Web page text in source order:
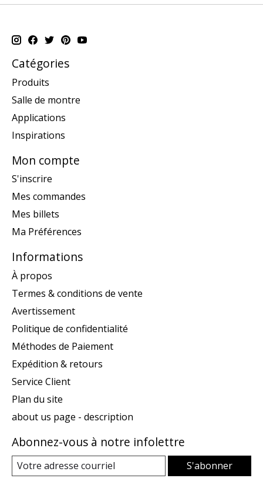
Catégories
Produits
Salle de montre
Applications
Inspirations
Mon compte
S'inscrire
Mes commandes
Mes billets
Ma Préférences
Informations
À propos
Termes & conditions de vente
Avertissement
Politique de confidentialité
Méthodes de Paiement
Expédition & retours
Service Client
Plan du site
about us page - description
Abonnez-vous à notre infolettre
S'abonner